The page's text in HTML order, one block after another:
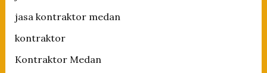
jasa kontraktor medan
kontraktor
Kontraktor Medan